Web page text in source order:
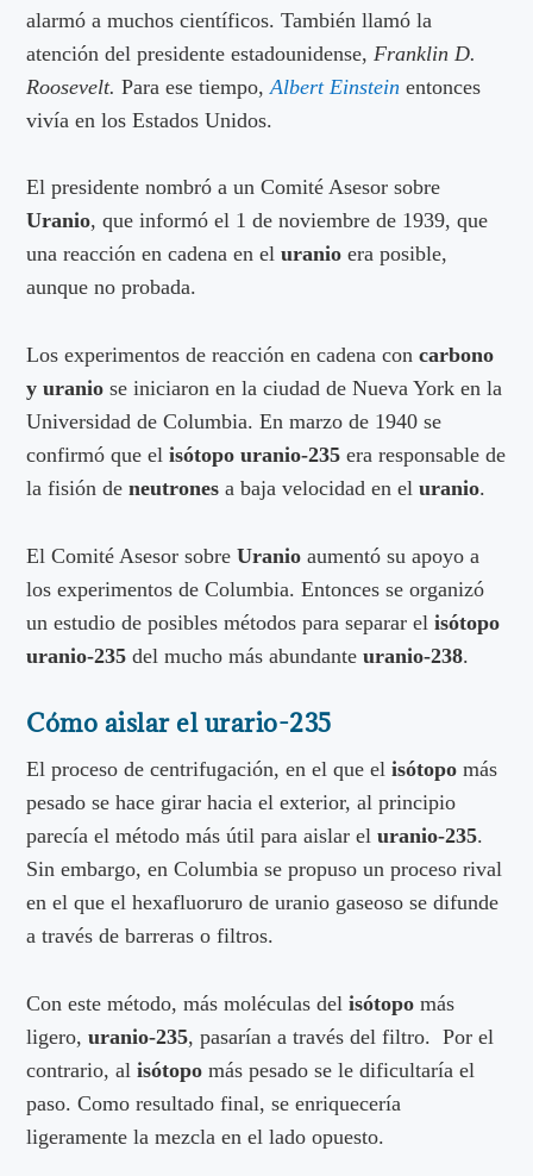
alarmó a muchos científicos. También llamó la
atención del presidente estadounidense, Franklin D.
Roosevelt.Para ese tiempo, Albert Einstein entonces
vivía en los Estados Unidos.
El presidente nombró a un Comité Asesor sobre
Uranio, que informó el 1 de noviembre de 1939, que
una reacción en cadena en eluranioera posible,
aunque no probada.
Los experimentos de reacción en cadena concarbono
y uranio se iniciaron en la ciudad de Nueva York en la
Universidad de Columbia. En marzo de 1940 se
confirmó que elisótopo uranio-235 era responsable de
la fisión deneutrones a baja velocidad en eluranio.
El Comité Asesor sobreUranio aumentó su apoyo a
los experimentos de Columbia. Entonces se organizó
un estudio de posibles métodos para separar elisótopo
uranio-235 del mucho más abundanteuranio-238.
Cómo aislar el urario-235
El proceso de centrifugación, en el que elisótopo más
pesado se hace girar hacia el exterior, al principio
parecía el método más útil para aislar eluranio-235.
Sin embargo, en Columbia se propuso un proceso rival
en el que el hexafluoruro de uranio gaseoso se difunde
a través de barreras o filtros.
Con este método, más moléculas delisótopo más
ligero,uranio-235, pasarían a través del filtro. Por el
contrario, alisótopo más pesado se le dificultaría el
paso. Como resultado final, se enriquecería
ligeramente la mezcla en el lado opuesto.